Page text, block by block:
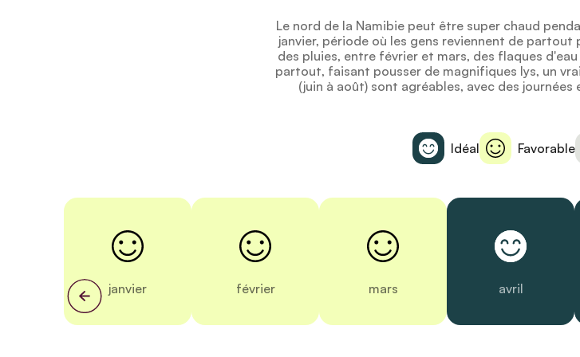
Le nord de la Namibie peut être super chaud
janvier, période où les gens reviennent de partout
des pluies, entre février et mars, des flaques
partout, faisant pousser de magnifiques lys, un
(juin à août) sont agréables, avec des
Idéal Favorable
janvier février mars avril